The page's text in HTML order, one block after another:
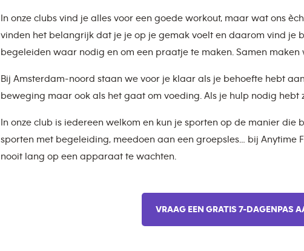
In onze clubs vind je alles voor een goede workout, maar wat ons
vinden het belangrijk dat je je op je gemak voelt en daarom vind je
begeleiden waar nodig en om een praatje te maken. Samen maken
Bij Amsterdam-noord staan we voor je klaar als je behoefte hebt
beweging maar ook als het gaat om voeding. Als je hulp nodig hebt
In onze club is iedereen welkom en kun je sporten op de manier die
sporten met begeleiding, meedoen aan een groepsles… bij Anytime
nooit lang op een apparaat te wachten.
VRAAG EEN GRATIS 7-DAGENPAS